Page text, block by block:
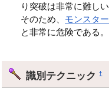
り突破は非常に難しい
そのため、 モンスター
と非常に危険である。
識別テクニック†